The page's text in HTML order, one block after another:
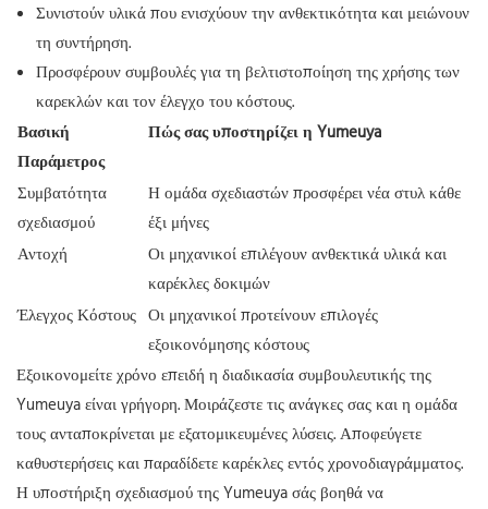
Συνιστούν υλικά που ενισχύουν την ανθεκτικότητα και μειώνουν
τη συντήρηση.
Προσφέρουν συμβουλές για τη βελτιστοποίηση της χρήσης των
καρεκλών και τον έλεγχο του κόστους.
Βασική
Παράμετρος
Πώς σας υποστηρίζει η Yumeuya
Συμβατότητα
σχεδιασμού
Η ομάδα σχεδιαστών προσφέρει νέα στυλ κάθε
έξι μήνες
Αντοχή
Οι μηχανικοί επιλέγουν ανθεκτικά υλικά και
καρέκλες δοκιμών
Έλεγχος Κόστους Οι μηχανικοί προτείνουν επιλογές
εξοικονόμησης κόστους
Εξοικονομείτε χρόνο επειδή η διαδικασία συμβουλευτικής της
Yumeuya είναι γρήγορη. Μοιράζεστε τις ανάγκες σας και η ομάδα
τους ανταποκρίνεται με εξατομικευμένες λύσεις. Αποφεύγετε
καθυστερήσεις και παραδίδετε καρέκλες εντός χρονοδιαγράμματος.
Η υποστήριξη σχεδιασμού της Yumeuya σάς βοηθά να